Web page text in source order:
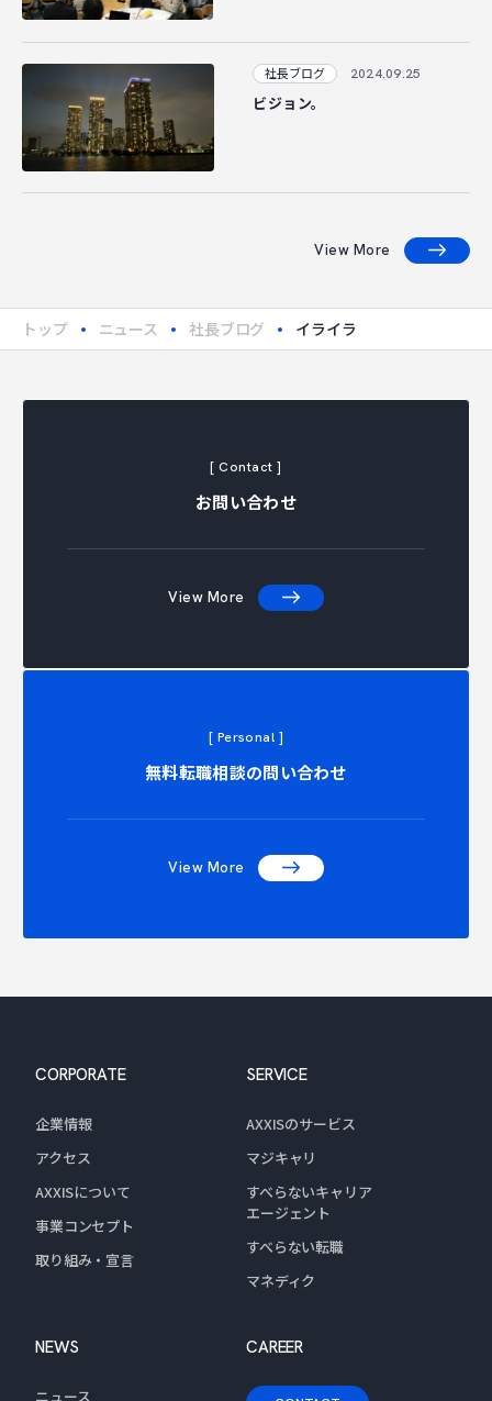
社長ブログ 2024.09.25
ビジョン。
View More
トップ ニュース 社長ブログ イライラ
[ Contact ]
お問い合わせ
View More
[ Personal ]
無料転職相談の問い合わせ
View More
CORPORATE
企業情報
アクセス
AXXISについて
事業コンセプト
取り組み・宣言
SERVICE
AXXISのサービス
マジキャリ
すべらないキャリア
エージェント
すべらない転職
マネディク
NEWS
ニュース
CAREER